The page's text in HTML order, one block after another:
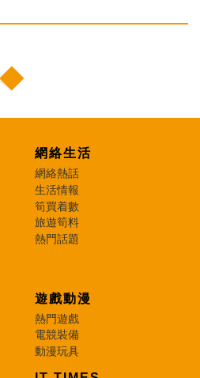
網絡生活
網絡熱話
生活情報
筍買着數
旅遊筍料
熱門話題
遊戲動漫
熱門遊戲
電競裝備
動漫玩具